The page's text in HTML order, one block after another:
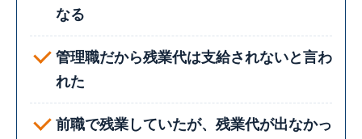
なる
管理職だから残業代は支給されないと言わ
れた
前職で残業していたが、残業代が出なかっ